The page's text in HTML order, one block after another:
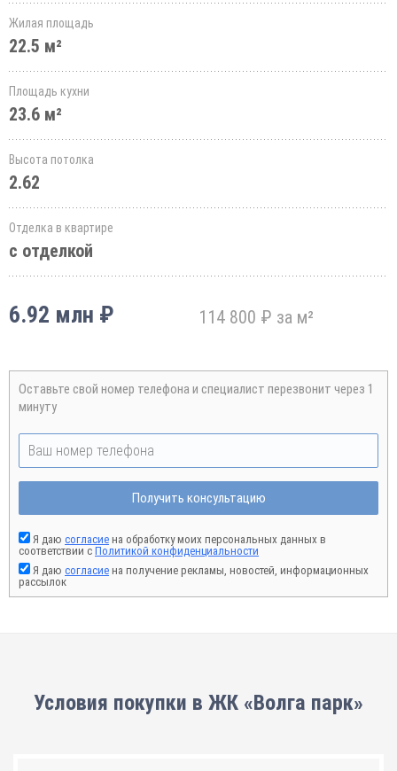
Жилая площадь
22.5 м²
Площадь кухни
23.6 м²
Высота потолка
2.62
Отделка в квартире
с отделкой
6.92 млн ₽ 114 800 ₽ за м²
Оставьте свой номер телефона и специалист перезвонит через 1
минуту
Получить консультацию
Я даю согласие на обработку моих персональных данных в
соответствии с Политикой конфиденциальности
Я даю согласие на получение рекламы, новостей, информационных
рассылок
Условия покупки в ЖК «Волга парк»